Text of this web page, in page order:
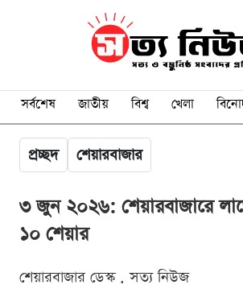
সর্বশেষ জাতীয় বিশ্ব খেলা
প্রচ্ছদ শেয়ারবাজার
৩ জুন ২০২৬: শেয়ারবাজারে
১০ শেয়ার
শেয়ারবাজার ডেস্ক . সত্য নিউজ